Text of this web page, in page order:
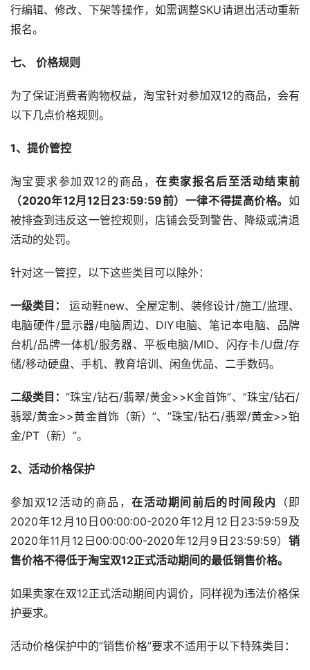
行编辑、修改、下架等操作，如需调整SKU请退出活动重新
报名。
七、 价格规则
为了保证消费者购物权益，淘宝针对参加双12的商品，会有
以下几点价格规则。
1、提价管控
淘宝要求参加双12的商品，在卖家报名后至活动结束前
（2020年12月12日23:59:59前）一律不得提高价格。 如
被排查到违反这一管控规则，店铺会受到警告、降级或清退
活动的处罚。
针对这一管控，以下这些类目可以除外：
一级类目：
运动鞋new、全屋定制、装修设计/施工/监理、
电脑硬件/显示器/电脑周边、DIY电脑、笔记本电脑、品牌
台机/品牌一体机/服务器、平板电脑/MID、闪存卡/U盘/存
储/移动硬盘、手机、教育培训、闲鱼优品、二手数码。
二级类目：“珠宝/钻石/翡翠/黄金>>K金首饰”、”珠宝/钻石/
翡翠/黄金>>黄金首饰（新）”、”珠宝/钻石/翡翠/黄金>>铂
金/PT（新）”。
2、活动价格保护
参加双12活动的商品，在活动期间前后的时间段内
（即
2020年12月10日00:00:00-2020年12月12日23:59:59及
2020年11月12日00:00:00-2020年12月9日23:59:59） 销
售价格不得低于淘宝双12正式活动期间的最低销售价格。
如果卖家在双12正式活动期间内调价，同样视为违法价格保
护要求。
活动价格保护中的”销售价格”要求不适用于以下特殊类目：